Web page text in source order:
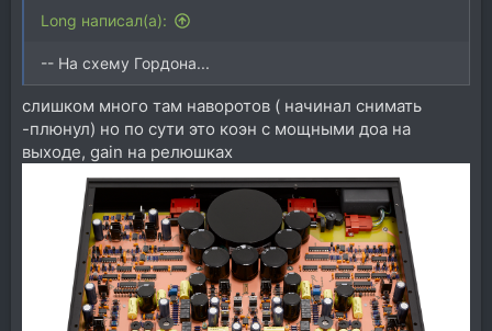
Long написал(а):
-- На схему Гордона...
слишком много там наворотов ( начинал снимать
-плюнул) но по сути это коэн с мощными доа на
выходе, gain на релюшках